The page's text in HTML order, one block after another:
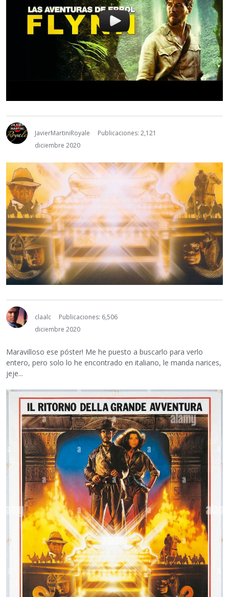
JavierMartiniRoyale
Publicaciones: 2,121
diciembre 2020
claalc
Publicaciones: 6,506
diciembre 2020
Maravilloso ese póster! Me he puesto a buscarlo para verlo
entero, pero solo lo he encontrado en italiano, le manda narices,
jeje...